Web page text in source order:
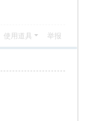
使用道具 举报